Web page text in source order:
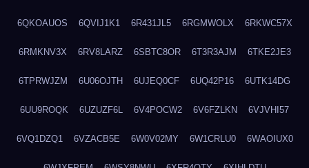
6QKOAUOS 6QVIJ1K1 6R431JL5 6RGMWOLX 6RKWC57X
6RMKNV3X 6RV8LARZ 6SBTC8OR 6T3R3AJM 6TKE2JE3
6TPRWJZM 6U06OJTH 6UJEQ0CF 6UQ42P16 6UTK14DG
6UU9ROQK 6UZUZF6L 6V4POCW2 6V6FZLKN 6VJVHI57
6VQ1DZQ1 6VZACB5E 6W0V02MY 6W1CRLU0 6WAOIUX0